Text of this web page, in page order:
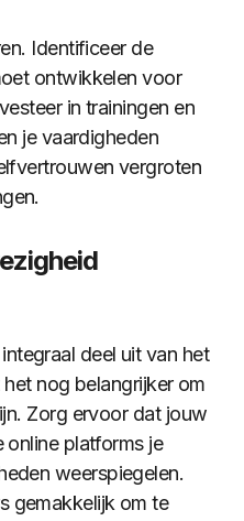
Identificeer de
ontwikkelen voor
in trainingen en
je vaardigheden
vergroten
deel uit van het
nog belangrijker om
Zorg ervoor dat jouw
online platforms je
weerspiegelen.
gemakkelijk om te